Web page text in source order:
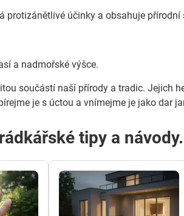
protizánětlivé účinky a obsahuje přírodní
a nadmořské výšce.
součástí naší přírody a tradic. Jejich
je s úctou a vnímejme je jako dar
tipy a návody.